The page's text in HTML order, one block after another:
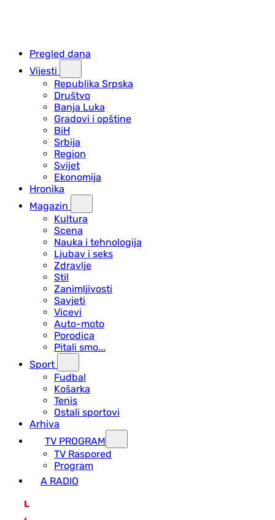
Pregled dana
Vijesti
Republika Srpska
Društvo
Banja Luka
Gradovi i opštine
BiH
Srbija
Region
Svijet
Ekonomija
Hronika
Magazin
Kultura
Scena
Nauka i tehnologija
Ljubav i seks
Zdravlje
Stil
Zanimljivosti
Savjeti
Vicevi
Auto-moto
Porodica
Pitali smo...
Sport
Fudbal
Košarka
Tenis
Ostali sportovi
Arhiva
TV PROGRAM
ТV Raspored
Program
A RADIO
L